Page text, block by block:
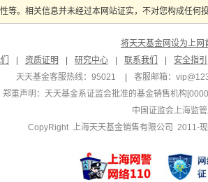
等。相关信息并未经过本网站证实，不对您构成任
将天天基金网设为上网
资质证明 研究中心 联系我们
安全指引
天天基金客服热线：95021
客服邮箱：
郑重声明： 天天基金系证监会批准的基金销售机构
中国证监会上海监
CopyRight 上海天天基金销售有限公司 2011-